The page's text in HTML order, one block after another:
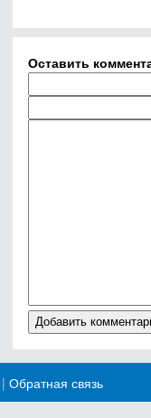
Оставить
| Обратная связь